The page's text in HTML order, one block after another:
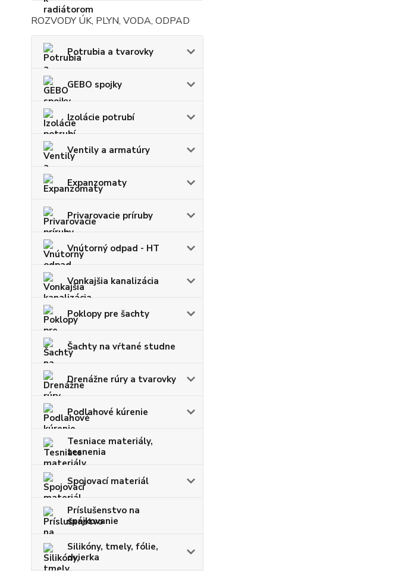
ROZVODY ÚK, PLYN, VODA, ODPAD
Potrubia a tvarovky
GEBO spojky
Izolácie potrubí
Ventily a armatúry
Expanzomaty
Privarovacie príruby
Vnútorný odpad - HT
Vonkajšia kanalizácia
Poklopy pre šachty
Šachty na vŕtané studne
Drenážne rúry a tvarovky
Podlahové kúrenie
Tesniace materiály,
tesnenia
Spojovací materiál
Príslušenstvo na
spájkovanie
Silikóny, tmely, fólie,
dvierka